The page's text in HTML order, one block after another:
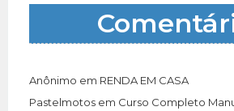
Anônimo em RENDA EM CASA
Pastelmotos em Curso Completo